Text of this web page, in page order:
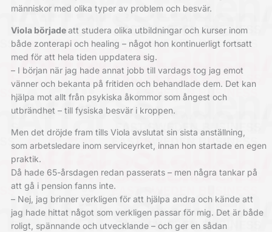
människor med olika typer av problem och besvär.
Viola börjadeatt studera olika utbildningar och kurser inom
både zonterapi och healing – något hon kontinuerligt fortsatt
med för att hela tiden uppdatera sig.
– I början när jag hade annat jobb till vardags tog jag emot
vänner och ­bekanta på fritiden och behandlade dem. Det kan
hjälpa mot allt från ­psykiska åkommor som ångest och
utbrändhet – till fysiska besvär i kroppen.
Men det dröjde fram tills Viola ­avslutat sin sista anställning,
som ­arbetsledare inom serviceyrket, innan hon startade en egen
praktik.
Då hade 65-årsdagen redan passerats – men några tankar på
att gå i pension fanns inte.
– Nej, jag brinner verkligen för att ­hjälpa andra och kände att
jag hade ­hittat något som verkligen passar för mig. Det är både
roligt, spännande och utvecklande – och ger en sådan